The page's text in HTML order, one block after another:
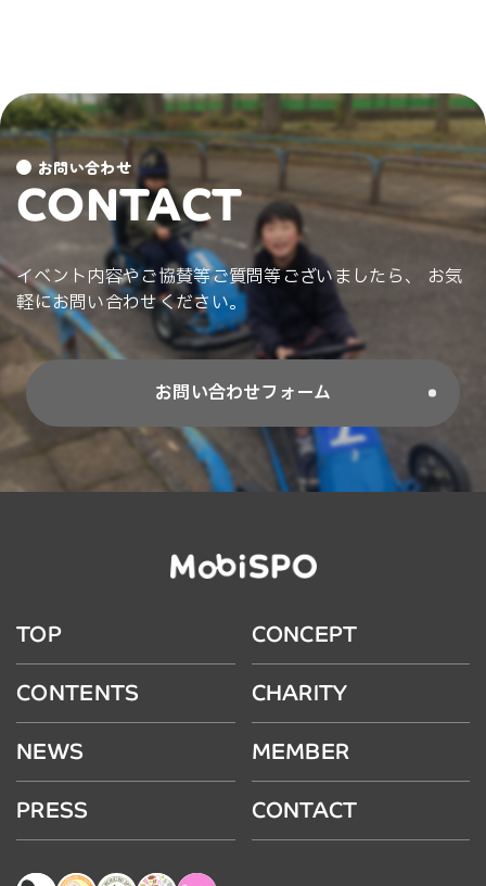
お問い合わせ
CONTACT
イベント内容やご協賛等ご質問等ございましたら、 お気
軽にお問い合わせください。
お問い合わせフォーム
TOP CONCEPT
CONTENTS CHARITY
NEWS MEMBER
PRESS CONTACT